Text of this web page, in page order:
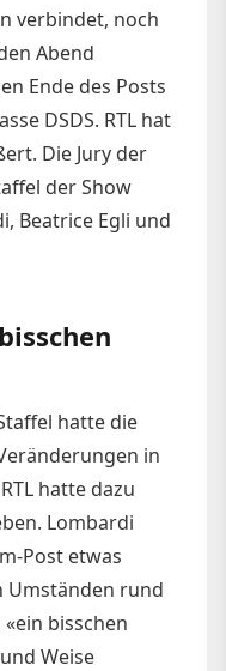
verbindet, noch
Abend
Ende des Posts
DSDS. RTL hat
Die Jury der
der Show
Beatrice Egli und
hatte die
in
hatte dazu
Lombardi
Post etwas
Umständen rund
bisschen
Weise